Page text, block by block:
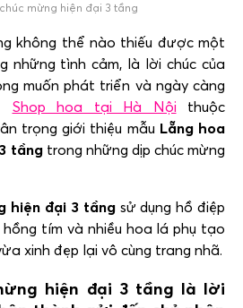
mừng hiện đại 3 tầng
không thể nào thiếu được một
những tình cảm, là lời chúc của
muốn phát triển và ngày càng
Shop hoa tại Hà Nội thuộc
trọng giới thiệu mẫu Lẵng hoa
tầng trong những dịp chúc mừng
hiện đại 3 tầng sử dụng hồ điệp
tím và nhiều hoa lá phụ tạo
xinh đẹp lại vô cùng trang nhã.
hiện đại 3 tầng là lời